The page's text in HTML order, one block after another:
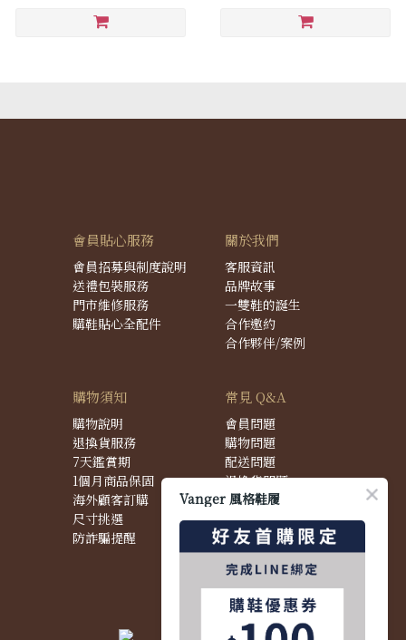
會員貼心服務
會員招募與制度說明
送禮包裝服務
門市維修服務
購鞋貼心全配件
關於我們
客服資訊
品牌故事
一雙鞋的誕生
合作邀約
合作夥伴/案例
購物須知
購物說明
退換貨服務
7天鑑賞期
1個月商品保固
海外顧客訂購
尺寸挑選
防詐騙提醒
常見 Q&A
會員問題
購物問題
配送問題
退換貨問題
商品問題
Vanger 風格鞋履